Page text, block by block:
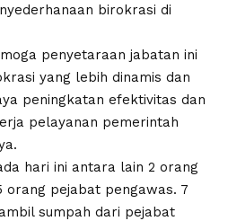
birokrasi di
penyetaraan jabatan ini
yang lebih dinamis dan
peningkatan efektivitas dan
pelayanan pemerintah
hari ini antara lain 2 orang
pejabat pengawas. 7
sumpah dari pejabat